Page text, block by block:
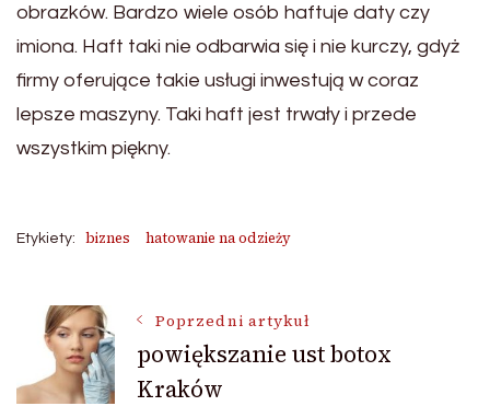
obrazków. Bardzo wiele osób haftuje daty czy
imiona. Haft taki nie odbarwia się i nie kurczy, gdyż
firmy oferujące takie usługi inwestują w coraz
lepsze maszyny. Taki haft jest trwały i przede
wszystkim piękny.
Etykiety: biznes hatowanie na odzieży
NawigacjaPoprzedni artykuł
powiększanie ust botox
Kraków